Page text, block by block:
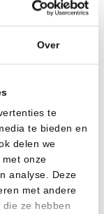
Over
te
te bieden en
delen we
onze
analyse. Deze
met andere
ze hebben